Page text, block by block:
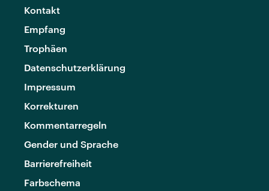
Kontakt
Empfang
Trophäen
Datenschutzerklärung
Impressum
Korrekturen
Kommentarregeln
Gender und Sprache
Barrierefreiheit
Farbschema